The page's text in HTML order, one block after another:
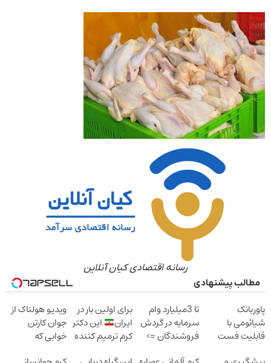
رسانه اقتصادی کیان آنلاین
مطالب پیشنهادی
پاوربانک
شیائومی با
قابلیت فست
تا 3میلیارد وام
سرمایه در گردش
فروشندگان =>
برای اولین بار در
ایران
این دکتر
کرم ترمیم کننده
ویدیو هولناک از
جوان کارتن
خوابی که